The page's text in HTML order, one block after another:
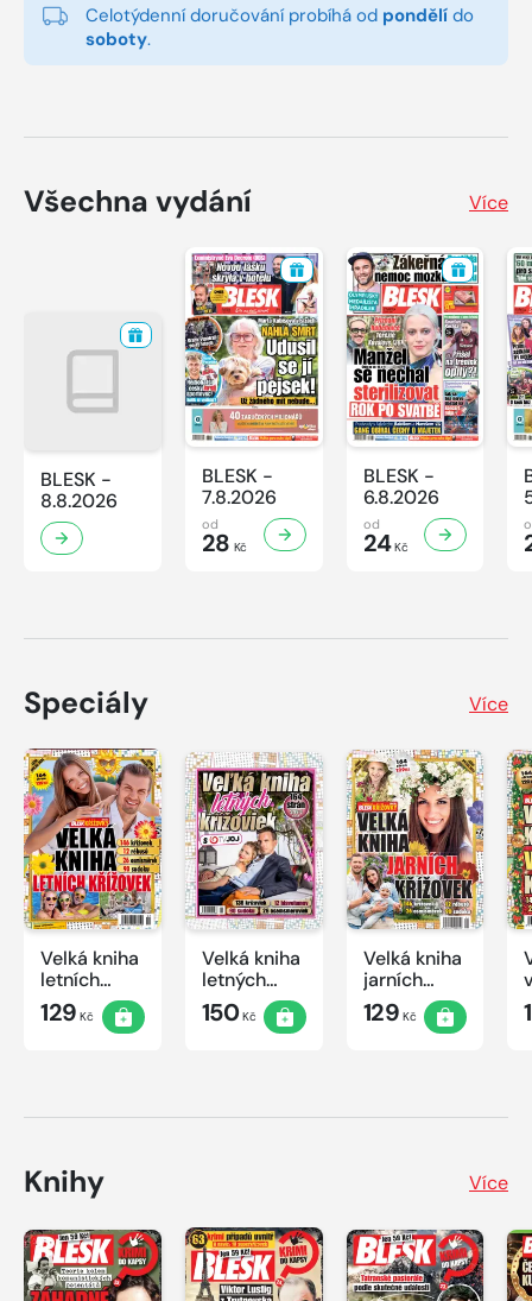
Celotýdenní doručování probíhá od pondělí do
soboty.
Všechna vydání Více
BLESK -
8.8.2026
BLESK -
7.8.2026
od
28 Kč
BLESK -
6.8.2026
od
24Kč
Speciály Více
Velká kniha
letních
křížovek
2026
129 Kč
Velká kniha
letných
krížoviek s
TV JOJ
150Kč
Velká kniha
jarních
křížovek
2026
129 Kč
Knihy Více